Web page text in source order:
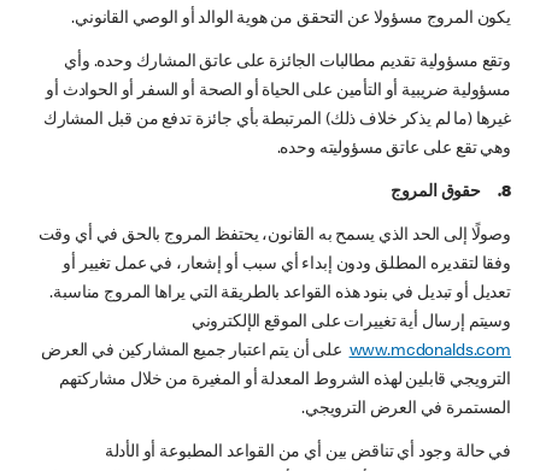
يكون المروج مسؤولا عن التحقق من هوية الوالد أو الوصي القانوني.
وتقع مسؤولية تقديم مطالبات الجائزة على عاتق المشارك وحده. وأي
مسؤولية ضريبية أو التأمين على الحياة أو الصحة أو السفر أو الحوادث أو
غيرها (ما لم يذكر خلاف ذلك) المرتبطة بأي جائزة تدفع من قبل المشارك
وهي تقع على عاتق مسؤوليته وحده.
8. حقوق المروج
وصولًا إلى الحد الذي يسمح به القانون، يحتفظ المروج بالحق في أي وقت
وفقا لتقديره المطلق ودون إبداء أي سبب أو إشعار، في عمل تغيير أو
تعديل أو تبديل في بنود هذه القواعد بالطريقة التي يراها المروج مناسبة.
وسيتم إرسال أية تغييرات على الموقع الإلكتروني
www.mcdonalds.com على أن يتم اعتبار جميع المشاركين في العرض
الترويجي قابلين لهذه الشروط المعدلة أو المغيرة من خلال مشاركتهم
المستمرة في العرض الترويجي.
في حالة وجود أي تناقض بين أي من القواعد المطبوعة أو الأدلة